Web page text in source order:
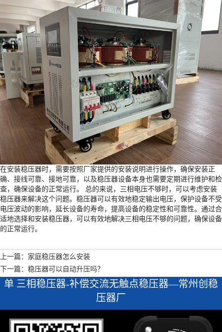
在安装稳压器时，需要按照厂家提供的安装说明进行操作，确保安装正
确、接线可靠、接地可靠，以及稳压器设备本身也需要定期进行维护和检
查，确保设备的正常运行。 总的来说，三相电压不够时，可以考虑安装
稳压器来解决这个问题。稳压器可以有效地稳定输出电压，保护设备不受
电压波动的影响，延长设备的寿命，提高设备的稳定性和可靠性。通过合
适地选择和安装稳压器，可以有效地解决三相电压不够的问题，确保设备
的正常运行。
上一篇：家庭稳压器怎么安装
下一篇：稳压器可以自动升压吗？
单 三相稳压器-补偿交流无触点稳压器—常州创稳
压器厂